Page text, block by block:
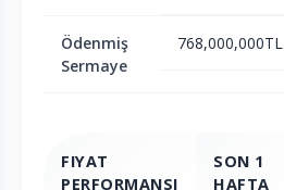
Ödenmiş
Sermaye
768,000,000TL
FIYAT
PERFORMANSI
SON 1
HAFTA